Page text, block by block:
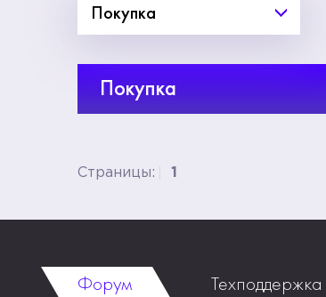
Покупка
Страницы: 1
Форум Техподдержка